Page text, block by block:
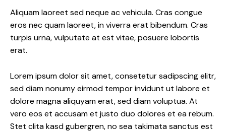
Aliquam laoreet sed neque ac vehicula. Cras congue
eros nec quam laoreet, in viverra erat bibendum. Cras
turpis urna, vulputate at est vitae, posuere lobortis
erat.
Lorem ipsum dolor sit amet, consetetur sadipscing elitr,
sed diam nonumy eirmod tempor invidunt ut labore et
dolore magna aliquyam erat, sed diam voluptua. At
vero eos et accusam et justo duo dolores et ea rebum.
Stet clita kasd gubergren, no sea takimata sanctus est